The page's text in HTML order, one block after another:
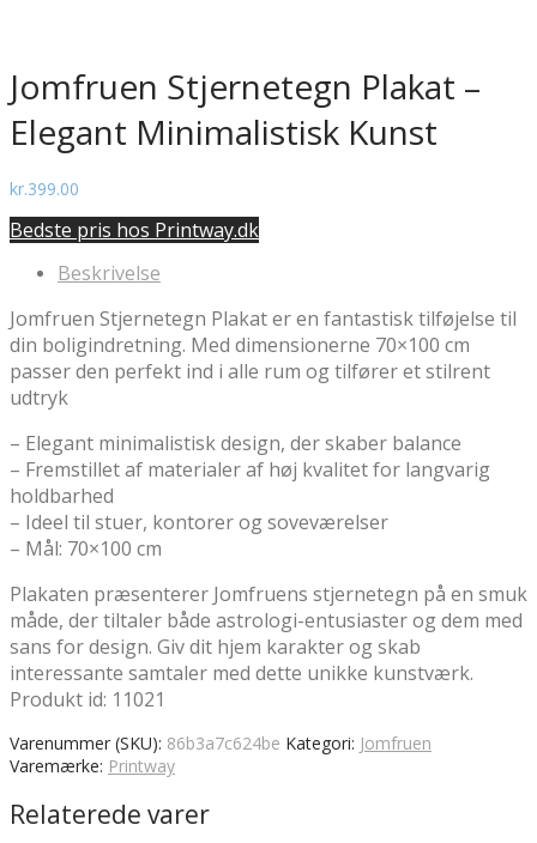
Jomfruen Stjernetegn Plakat –
Elegant Minimalistisk Kunst
kr.399.00
Bedste pris hos Printway.dk
Beskrivelse
Jomfruen Stjernetegn Plakat er en fantastisk tilføjelse til
din boligindretning. Med dimensionerne 70×100 cm
passer den perfekt ind i alle rum og tilfører et stilrent
udtryk
– Elegant minimalistisk design, der skaber balance
– Fremstillet af materialer af høj kvalitet for langvarig
holdbarhed
– Ideel til stuer, kontorer og soveværelser
– Mål: 70×100 cm
Plakaten præsenterer Jomfruens stjernetegn på en smuk
måde, der tiltaler både astrologi-entusiaster og dem med
sans for design. Giv dit hjem karakter og skab
interessante samtaler med dette unikke kunstværk.
Produkt id: 11021
Varenummer (SKU): 86b3a7c624be Kategori: Jomfruen
Varemærke: Printway
Relaterede varer